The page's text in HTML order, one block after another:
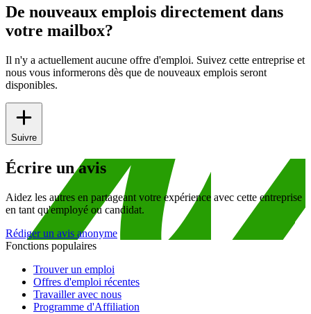
De nouveaux emplois directement dans
votre mailbox?
Il n'y a actuellement aucune offre d'emploi. Suivez cette entreprise et
nous vous informerons dès que de nouveaux emplois seront
disponibles.
Suivre
Écrire un avis
Aidez les autres en partageant votre expérience avec cette entreprise
en tant qu'employé ou candidat.
Rédiger un avis anonyme
Fonctions populaires
Trouver un emploi
Offres d'emploi récentes
Travailler avec nous
Programme d'Affiliation